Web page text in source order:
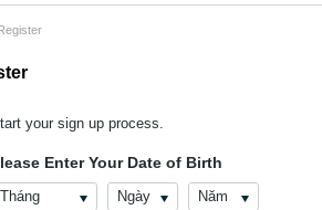
your sign up process.
Enter Your Date of Birth
Tháng Ngày Năm